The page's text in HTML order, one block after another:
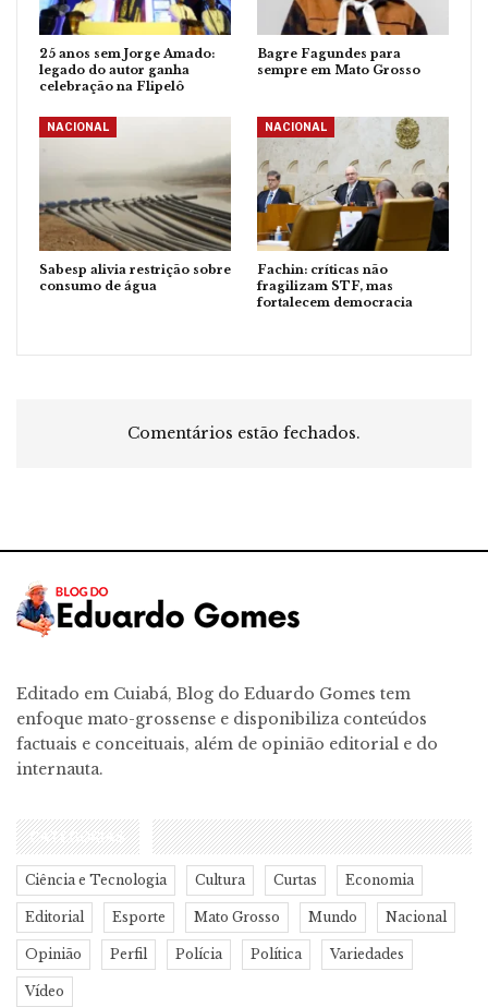
25 anos sem Jorge Amado:
legado do autor ganha
celebração na Flipelô
Bagre Fagundes para
sempre em Mato Grosso
NACIONAL
Sabesp alivia restrição sobre
consumo de água
NACIONAL
Fachin: críticas não
fragilizam STF, mas
fortalecem democracia
Comentários estão fechados.
Editado em Cuiabá, Blog do Eduardo Gomes tem
enfoque mato-grossense e disponibiliza conteúdos
factuais e conceituais, além de opinião editorial e do
internauta.
CATEGORIAS
Ciência e Tecnologia Cultura Curtas Economia
Editorial Esporte Mato Grosso Mundo Nacional
Opinião Perfil Polícia Política Variedades
Vídeo